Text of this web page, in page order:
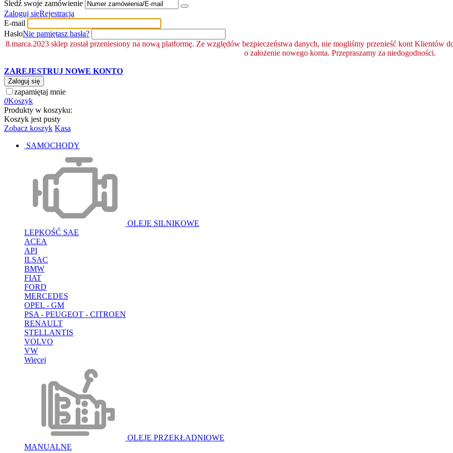
Śledź swoje zamówienie
Zaloguj sięRejestracja
E-mail
HasłoNie pamiętasz hasła?
8.marca.2023 sklep został przeniesiony na nową platformę. Ze względów bezpieczeństwa danych, nie mogliśmy przenieść kont Klientów
o założenie nowego konta. Przepraszamy za niedogodności.
ZAREJESTRUJ NOWE KONTO
Zaloguj się
zapamiętaj mnie
0Koszyk
Produkty w koszyku:
Koszyk jest pusty
Zobacz koszyk Kasa
SAMOCHODY
OLEJE SILNIKOWE
LEPKOŚĆ SAE
ACEA
API
ILSAC
BMW
FIAT
FORD
MERCEDES
OPEL - GM
PSA - PEUGEOT - CITROEN
RENAULT
STELLANTIS
VOLVO
VW
Więcej
OLEJE PRZEKŁADNIOWE
MANUALNE